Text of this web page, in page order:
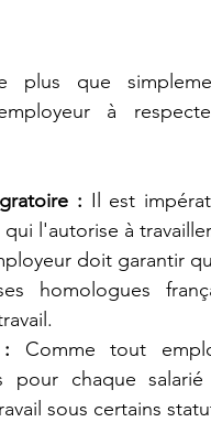
plus que
à
: Il est
l'autorise à
doit garantir
homologues
Comme tout
pour chaque
sous certains